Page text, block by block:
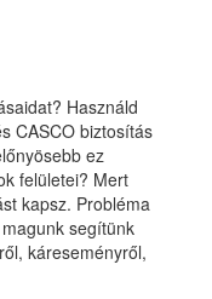
Használd
CASCO biztosítás
ez
felületei? Mert
kapsz. Probléma
segítünk
káreseményről,